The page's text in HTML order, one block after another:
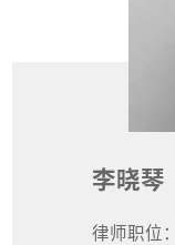
李晓琴
律师职位